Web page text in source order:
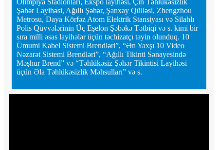
Olimpiya Stadionları, Ekspo layihəsi, Çin Təhlükəsizlik
Şəhər Layihəsi, Ağıllı Şəhər, Şanxay Qülləsi, Zhengzhou
Metrosu, Daya Körfəz Atom Elektrik Stansiyası və Silahlı
Polis Qüvvələrinin Üç Eşelon Şəbəkə Tətbiqi və s. kimi bir
sıra milli əsas layihələr üçün təchizatçı təyin olunduq. 10
Ümumi Kabel Sistemi Brendləri”, “Ən Yaxşı 10 Video
Nəzarət Sistemi Brendləri”, “Ağıllı Tikinti Sənayesində
Məşhur Brend” və “Təhlükəsiz Şəhər Tikintisi Layihəsi
üçün Əla Təhlükəsizlik Məhsulları” və s.